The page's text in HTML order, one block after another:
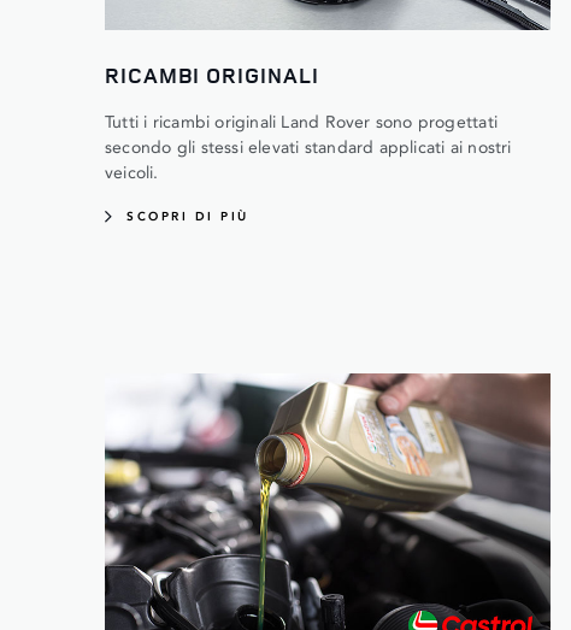
RICAMBI ORIGINALI
Tutti i ricambi originali Land Rover sono progettati
secondo gli stessi elevati standard applicati ai nostri
veicoli.
SCOPRI DI PIÙ